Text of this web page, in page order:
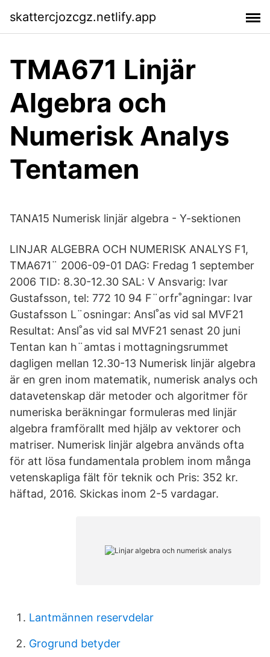
skattercjozcgz.netlify.app
TMA671 Linjär
Algebra och
Numerisk Analys
Tentamen
TANA15 Numerisk linjär algebra - Y-sektionen
LINJAR ALGEBRA OCH NUMERISK ANALYS F1,
TMA671¨ 2006-09-01 DAG: Fredag 1 september
2006 TID: 8.30-12.30 SAL: V Ansvarig: Ivar
Gustafsson, tel: 772 10 94 F¨orfr˚agningar: Ivar
Gustafsson L¨osningar: Ansl˚as vid sal MVF21
Resultat: Ansl˚as vid sal MVF21 senast 20 juni
Tentan kan h¨amtas i mottagningsrummet
dagligen mellan 12.30-13 Numerisk linjär algebra
är en gren inom matematik, numerisk analys och
datavetenskap där metoder och algoritmer för
numeriska beräkningar formuleras med linjär
algebra framförallt med hjälp av vektorer och
matriser. Numerisk linjär algebra används ofta
för att lösa fundamentala problem inom många
vetenskapliga fält för teknik och Pris: 352 kr.
häftad, 2016. Skickas inom 2-5 vardagar.
Lantmännen reservdelar
Grogrund betyder